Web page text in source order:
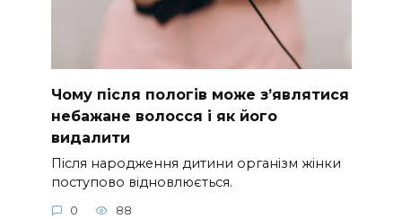
Чому після пологів може з’являтися
небажане волосся і як його
видалити
Після народження дитини організм жінки
поступово відновлюється.
0 88